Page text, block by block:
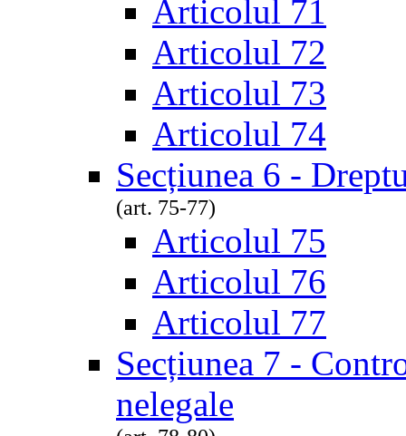
Articolul 71
Articolul 72
Articolul 73
Articolul 74
Secțiunea 6 -
(art. 75-77)
Articolul 75
Articolul 76
Articolul 77
Secțiunea 7 -
nelegale